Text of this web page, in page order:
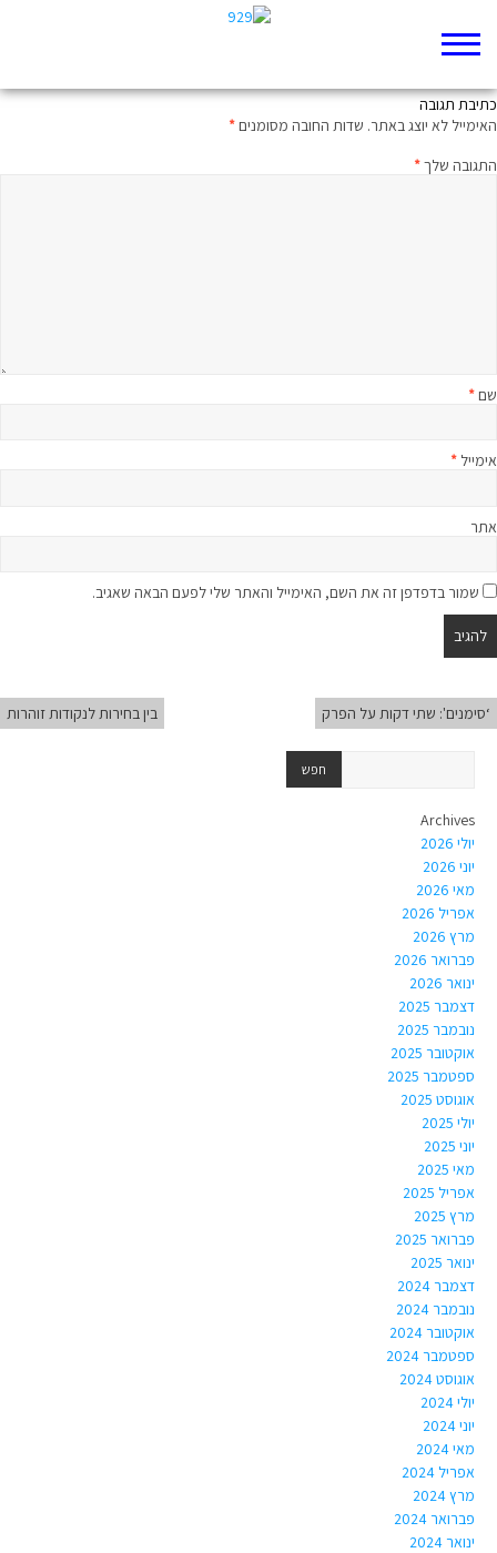
כתיבת תגובה
האימייל לא יוצג באתר. שדות החובה מסומנים*
התגובה שלך*
שם*
אימייל *
אתר
שמור בדפדפן זה את השם, האימייל והאתר שלי לפעם הבאה שאגיב.
‘סימנים': שתי דקות על הפרק בין בחירות לנקודות זוהרות
Archives
יולי 2026
יוני 2026
מאי 2026
אפריל 2026
מרץ 2026
פברואר 2026
ינואר 2026
דצמבר 2025
נובמבר 2025
אוקטובר 2025
ספטמבר 2025
אוגוסט 2025
יולי 2025
יוני 2025
מאי 2025
אפריל 2025
מרץ 2025
פברואר 2025
ינואר 2025
דצמבר 2024
נובמבר 2024
אוקטובר 2024
ספטמבר 2024
אוגוסט 2024
יולי 2024
יוני 2024
מאי 2024
אפריל 2024
מרץ 2024
פברואר 2024
ינואר 2024